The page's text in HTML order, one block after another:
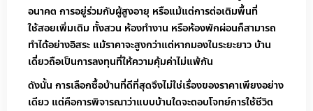
อนาคต การอยู่ร่วมกับผู้สูงอายุ หรือแม้แต่การต่อเติมพื้นที่
ใช้สอยเพิ่มเติม ทั้งสวน ห้องทำงาน หรือห้องพักผ่อนก็สามารถ
ทำได้อย่างอิสระ แม้ราคาจะสูงกว่าแต่หากมองในระยะยาว บ้าน
เดี่ยวถือเป็นการลงทุนที่ให้ความคุ้มค่าไม่แพ้กัน
ดังนั้น การเลือกซื้อบ้านที่ดีที่สุดจึงไม่ใช่เรื่องของราคาเพียงอย่าง
เดียว แต่คือการพิจารณาว่าแบบบ้านใดจะตอบโจทย์การใช้ชีวิต